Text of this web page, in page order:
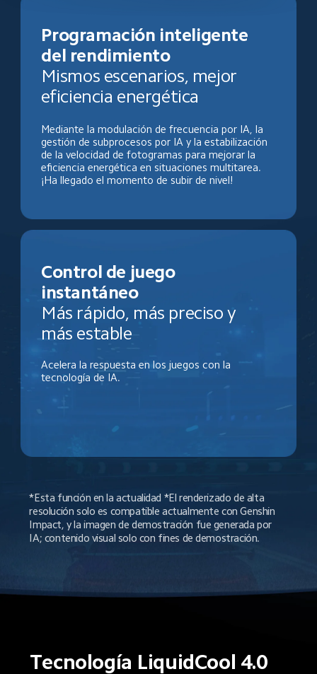
Programación inteligente
del rendimiento
Mismos escenarios, mejor
eficiencia energética
Mediante la modulación de frecuencia por IA, la
gestión de subprocesos por IA y la estabilización
de la velocidad de fotogramas para mejorar la
eficiencia energética en situaciones multitarea.
¡Ha llegado el momento de subir de nivel!
Control de juego
instantáneo
Más rápido, más preciso y
más estable
Acelera la respuesta en los juegos con la
tecnología de IA.
*Esta función en la actualidad *El renderizado de alta
resolución solo es compatible actualmente con Genshin
Impact, y la imagen de demostración fue generada por
IA; contenido visual solo con fines de demostración.
Tecnología LiquidCool 4.0